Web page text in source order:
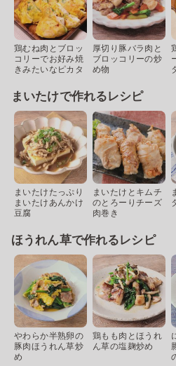
鶏むね肉とブロッ
コリーでお好み焼
きみたいなピカタ
厚切り豚バラ肉と
ブロッコリーの炒
め物
まいたけで作れるレシピ
まいたけたっぷり
まいたけあんかけ
豆腐
まいたけとキムチ
のとろーりチーズ
肉巻き
ほうれん草で作れるレシピ
やわらか半熟卵の
豚肉ほうれん草炒
め
鶏もも肉とほうれ
ん草の塩麹炒め